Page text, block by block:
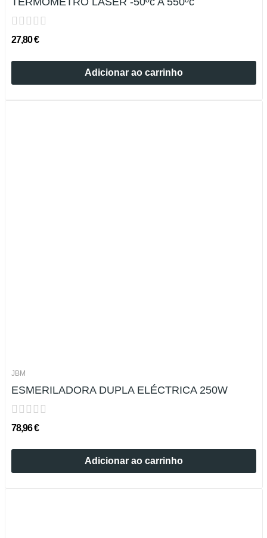
27,80 €
Adicionar ao carrinho
JBM
ESMERILADORA DUPLA ELÉCTRICA 250W
78,96 €
Adicionar ao carrinho